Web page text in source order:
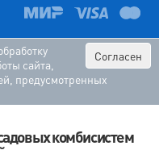
Согласен
сайта,
предусмотренных
комбисистем